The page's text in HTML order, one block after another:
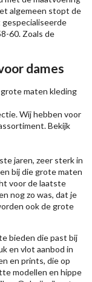
algemeen stopt de
60. Zoals de
dames
maten kleding
Wij hebben voor
Bekijk
jaren, zeer sterk in
bij die grote maten
voor de laatste
nog zo was, dat je
ook de grote
bieden die past bij
en vlot aanbod in
en prints, die op
modellen en hippe